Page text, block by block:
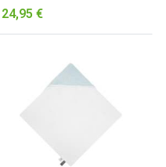
24,95 €